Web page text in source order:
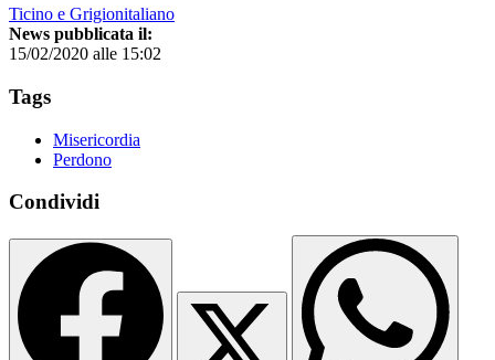
Ticino e Grigionitaliano
News pubblicata il:
15/02/2020 alle 15:02
Tags
Misericordia
Perdono
Condividi